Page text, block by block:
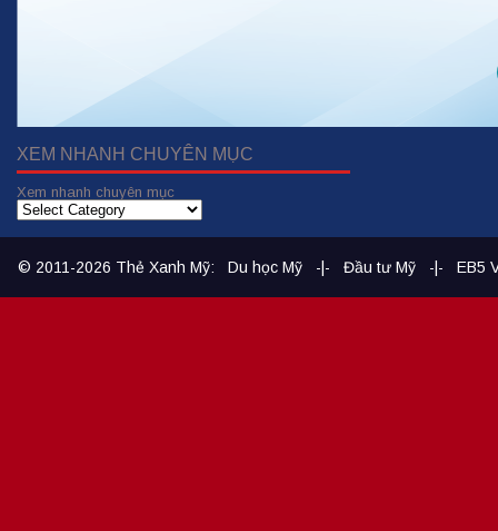
XEM NHANH CHUYÊN MỤC
Xem nhanh chuyên mục
© 2011-2026 Thẻ Xanh Mỹ: Du học Mỹ -|- Đầu tư Mỹ -|- EB5